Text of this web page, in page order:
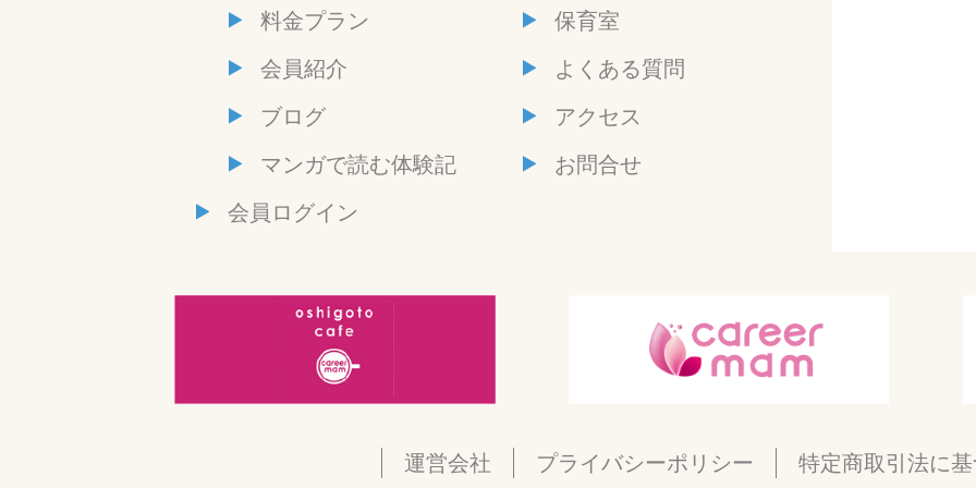
料金プラン
会員紹介
ブログ
マンガで読む体験記
保育室
よくある質問
アクセス
お問合せ
会員ログイン
運営会社 プライバシーポリシー 特定商取引法に